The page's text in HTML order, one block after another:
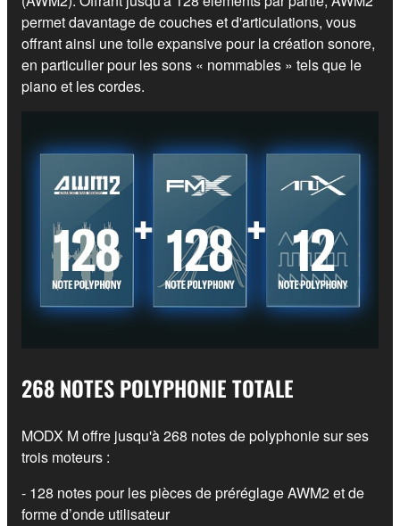
permet davantage de couches et d'articulations, vous
offrant ainsi une toile expansive pour la création sonore,
en particulier pour les sons « nommables » tels que le
piano et les cordes.
268 NOTES POLYPHONIE TOTALE
MODX M offre jusqu'à 268 notes de polyphonie sur ses
trois moteurs :
- 128 notes pour les pièces de préréglage AWM2 et de
forme d’onde utilisateur